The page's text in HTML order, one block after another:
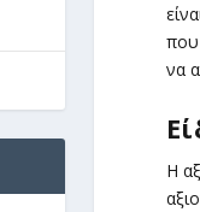
που
να
Η